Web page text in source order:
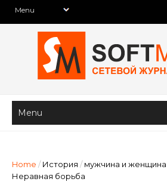
Home / История / мужчина и женщина
Неравная борьба